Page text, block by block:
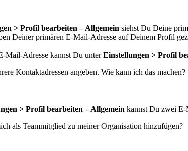
> Profil bearbeiten – Allgemein siehst Du Deine
Deiner primären E-Mail-Adresse auf Deinem Profil
Mail-Adresse kannst Du unterEinstellungen > Profil
Kontaktadressen angeben. Wie kann ich das machen?
> Profil bearbeiten – Allgemein kannst Du zwei E-
als Teammitglied zu meiner Organisation hinzufügen?